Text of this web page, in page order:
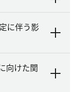
に伴う影
向けた関